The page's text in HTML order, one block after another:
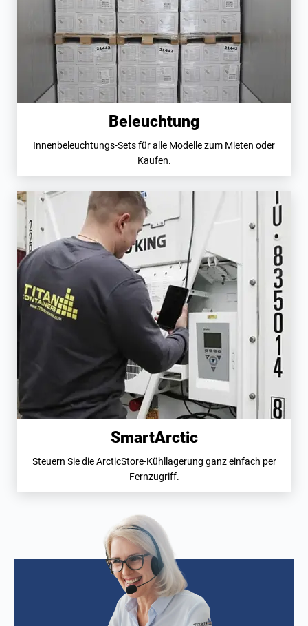
Beleuchtung
Innenbeleuchtungs-Sets für alle Modelle zum Mieten oder
Kaufen.
SmartArctic
Steuern Sie die ArcticStore-Kühllagerung ganz einfach per
Fernzugriff.